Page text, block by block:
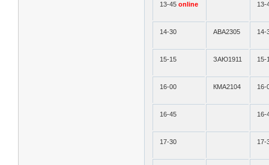
13-45online 13-
14-30 АВА2305 14-
15-15 ЗАЮ1911 15-
16-00 КМА2104 16-
16-45 16-
17-30 17-